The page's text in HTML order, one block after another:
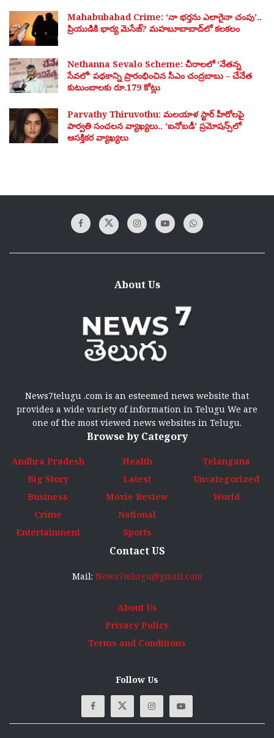
Mahabubabad Crime: ‘నా భర్తను ఎలాగైనా చంపు’..
ప్రియుడికి భార్య మెసేజ్? మహబూబాబాద్‌లో కలకలం
Nethanna Sevalo Scheme: చీరాలలో ‘నేతన్న
సేవలో’ పథకాన్ని ప్రారంభించిన సీఎం చంద్రబాబు – చేనేత
కుటుంబాలకు రూ.179 కోట్లు
Parvathy Thiruvothu: మలయాళ స్టార్ హీరోలపై
పార్వతి సంచలన వ్యాఖ్యలు.. ‘ఐనోబడీ’ ప్రమోషన్స్‌లో
ఆసక్తికర వ్యాఖ్యలు
About Us
News7telugu .com is an esteemed news website that
provides a wide variety of information in Telugu We are
one of the most viewed news websites in Telugu.
Browse by Category
Andhra Pradesh
Big Story
Business
Crime
Entertainment
Health
Latest
Movie Review
National
Sports
Telangana
Uncategorized
World
Contact US
Mail: News7telugu@gmail.com
About Us
Privacy Policy
Terms and Conditions
Follow Us